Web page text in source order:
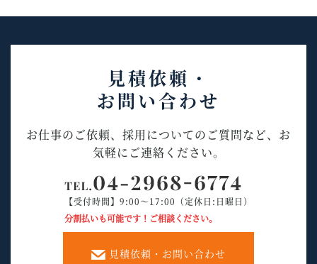
見積依頼・
お問い合わせ
お仕事のご依頼、採用についてのご質問など、お
気軽にご連絡ください。
【受付時間】9:00～17:00（定休日:日曜日）
分割払いも可能です！ご相談ください。
見積依頼・お問い合わせ